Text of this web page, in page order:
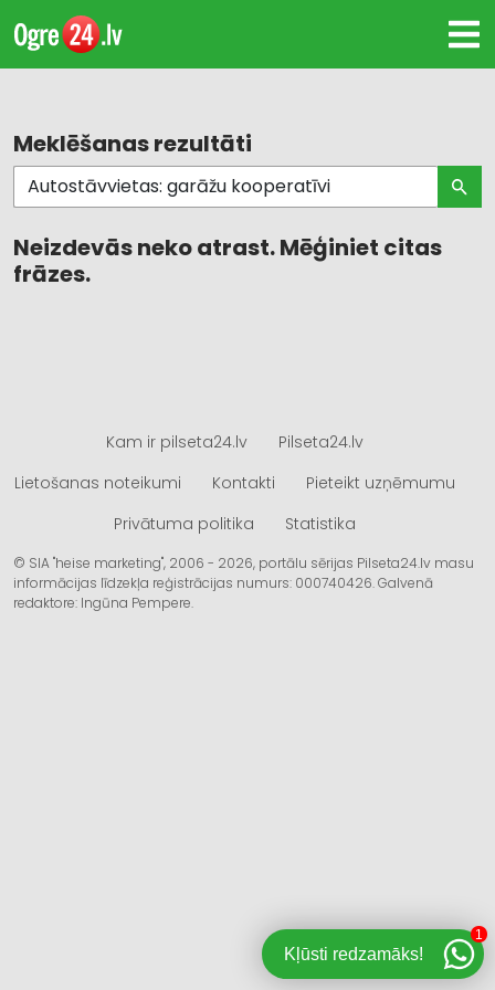
Meklēšanas rezultāti
Neizdevās neko atrast. Mēģiniet citas
frāzes.
Kam ir pilseta24.lv
Pilseta24.lv
Lietošanas noteikumi
Kontakti
Pieteikt uzņēmumu
Privātuma politika
Statistika
© SIA "heise marketing", 2006 - 2026, portālu sērijas Pilseta24.lv masu
informācijas līdzekļa reģistrācijas numurs: 000740426. Galvenā
redaktore: Ingūna Pempere.
Kļūsti redzamāks!
1